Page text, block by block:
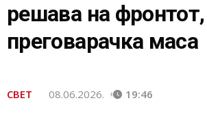
решава на
преговарачка маса
СВЕТ 08.06.2026. 19:46